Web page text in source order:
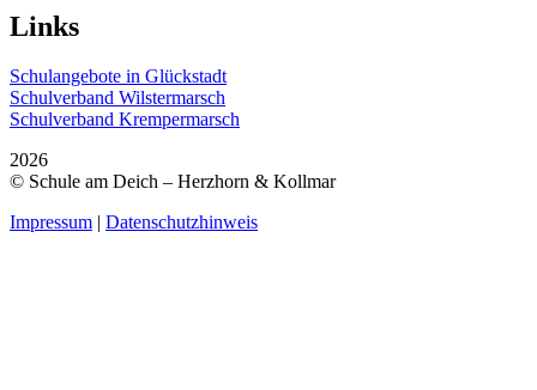
Links
Schulangebote in Glückstadt
Schulverband Wilstermarsch
Schulverband Krempermarsch
2026
© Schule am Deich – Herzhorn & Kollmar
Impressum | Datenschutzhinweis